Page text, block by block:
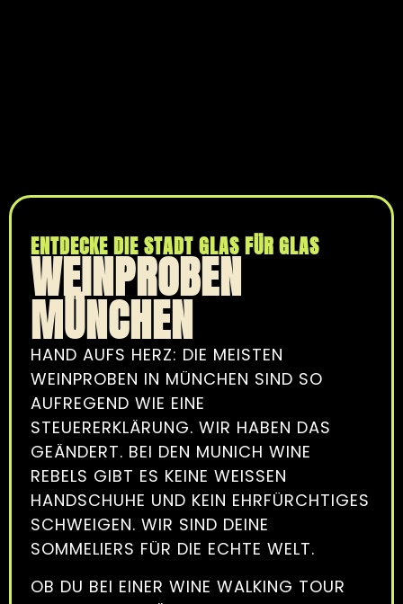
ENTDECKE DIE STADT GLAS FÜR GLAS
WEINPROBEN
MÜNCHEN
HAND AUFS HERZ: DIE MEISTEN
WEINPROBEN IN MÜNCHEN SIND SO
AUFREGEND WIE EINE
STEUERERKLÄRUNG. WIR HABEN DAS
GEÄNDERT. BEI DEN MUNICH WINE
REBELS GIBT ES KEINE WEISSEN H
ANDSCHUHE UND KEIN EHRFÜRCHTIGES S
CHWEIGEN. WIR SIND DEINE S
OMMELIERS FÜR DIE ECHTE WELT.
OB DU BEI EINER WINE WALKING TOUR